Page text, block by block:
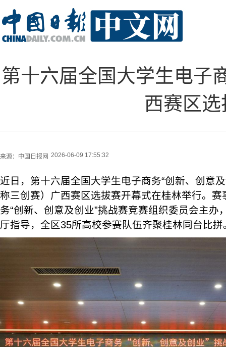
第十六届全国大学生电子
西赛区
来源： 中国日报网 2026-06-09 17:55:32
近日，第十六届全国大学生电子商务“创新、创意
称三创赛）广西赛区选拔赛开幕式在桂林举行。
务“创新、创意及创业”挑战赛竞赛组织委员会主办
厅指导，全区35所高校参赛队伍齐聚桂林同台比拼